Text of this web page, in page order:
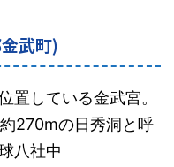
武町)
置している金武宮。
270mの日秀洞と呼
八社中